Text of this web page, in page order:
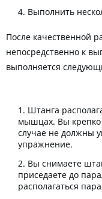
Выполнить
После качественной
непосредственно к
выполняется
Штанга
мышцах. Вы
случае не должны
упражнение.
Вы снимаете
приседаете до
располагаться